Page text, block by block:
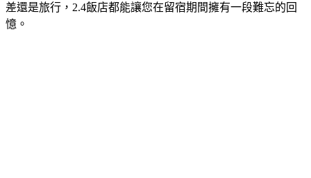
差還是旅行，2.4飯店都能讓您在留宿期間擁有一段難忘的回
憶。